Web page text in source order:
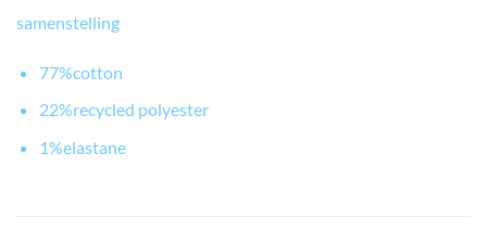
samenstelling
77%cotton
22%recycled polyester
1%elastane